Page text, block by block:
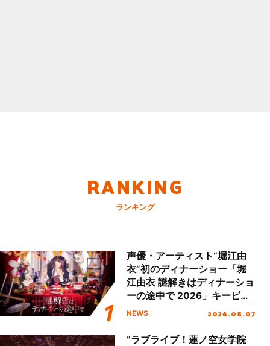
RANKING
ランキング
声優・アーティスト“堀江由
衣”初のディナーショー「堀
江由衣 謎解きはディナーショ
ーの途中で 2026」キービジ
ュアル＆グッズラインナップ
NEWS 2026.08.07
“ラブライブ！蓮ノ空女学院